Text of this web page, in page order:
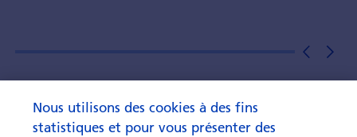
Nous utilisons des cookies à des fins
statistiques et pour vous présenter des